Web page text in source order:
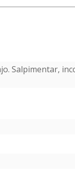
Salpimentar,